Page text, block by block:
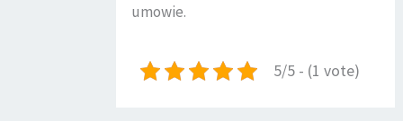
umowie.
5/5 - (1 vote)